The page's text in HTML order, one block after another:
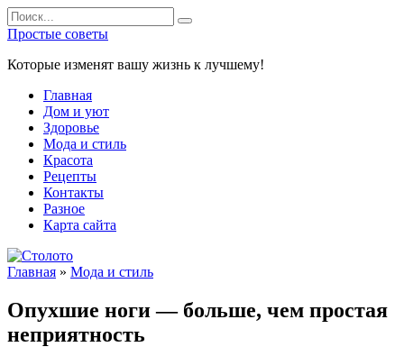
Перейти
к
содержанию
Search
for:
Простые советы
Которые изменят вашу жизнь к лучшему!
Главная
Дом и уют
Здоровье
Мода и стиль
Красота
Рецепты
Контакты
Разное
Карта сайта
Главная » Мода и стиль
Опухшие ноги — больше, чем простая
неприятность